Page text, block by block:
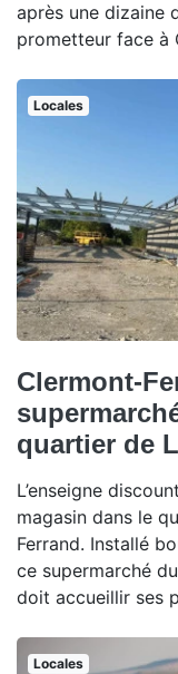
après une dizaine
prometteur face à
Locales
Clermont-
quartier de
L’enseigne
magasin dans le
Ferrand. Installé
ce supermarché
doit accueillir ses
Locales